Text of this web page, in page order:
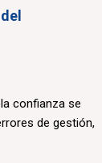
confianza se
de gestión,